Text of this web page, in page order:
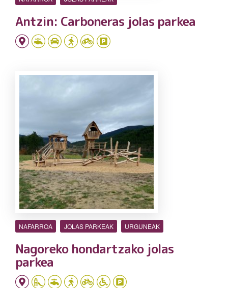
Antzin: Carboneras jolas parkea
NAFARROA JOLAS PARKEAK URGUNEAK
Nagoreko hondartzako jolas
parkea